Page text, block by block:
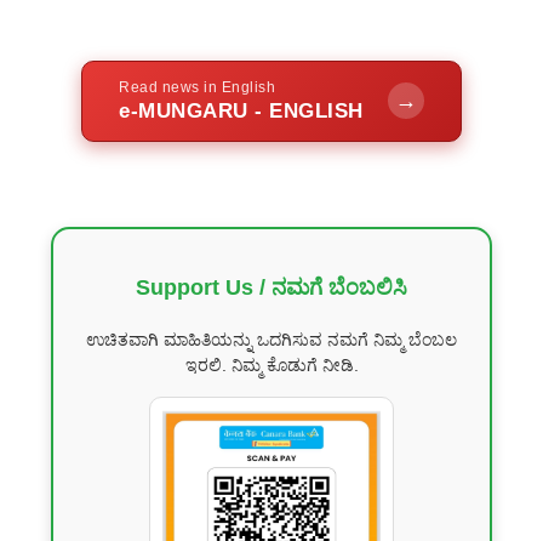
Read news in English
e-MUNGARU - ENGLISH →
Support Us / ನಮಗೆ ಬೆಂಬಲಿಸಿ
ಉಚಿತವಾಗಿ ಮಾಹಿತಿಯನ್ನು ಒದಗಿಸುವ ನಮಗೆ ನಿಮ್ಮ ಬೆಂಬಲ
ಇರಲಿ. ನಿಮ್ಮ ಕೊಡುಗೆ ನೀಡಿ.